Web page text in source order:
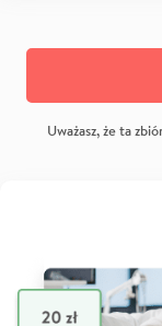
Uważasz, że ta